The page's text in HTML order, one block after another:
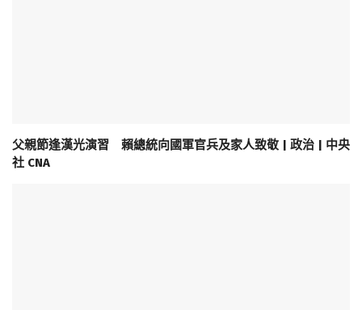
父親節逢漢光演習 賴總統向國軍官兵及家人致敬 | 政治 | 中央
社 CNA